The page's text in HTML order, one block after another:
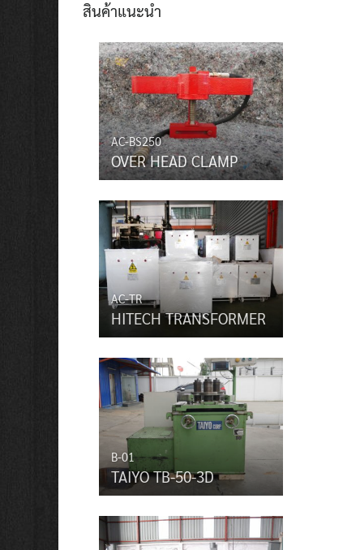
สินค้าแนะนำ
AC-BS250
OVER HEAD CLAMP
AC-TR
HITECH TRANSFORMER
B-01
TAIYO TB-50-3D